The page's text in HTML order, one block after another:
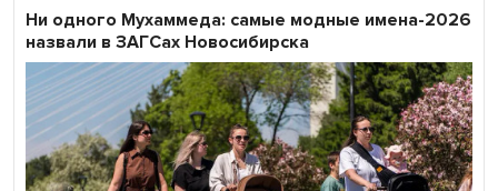
Ни одного Мухаммеда: самые модные имена-2026
назвали в ЗАГСах Новосибирска